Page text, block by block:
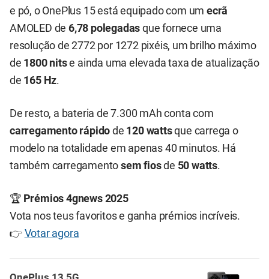
e pó, o OnePlus 15 está equipado com um ecrã
AMOLED de 6,78 polegadas que fornece uma
resolução de 2772 por 1272 pixéis, um brilho máximo
de 1800 nitse ainda uma elevada taxa de atualização
de 165 Hz.
De resto, a bateria de 7.300 mAh conta com
carregamento rápido de 120 wattsque carrega o
modelo na totalidade em apenas 40 minutos. Há
também carregamentosem fiosde 50 watts.
🏆 Prémios 4gnews 2025
Vota nos teus favoritos e ganha prémios incríveis.
👉 Votar agora